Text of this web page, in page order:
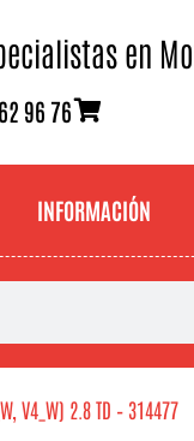
en
96 76
INFORMACIÓN
V4_W) 2.8 TD – 314477